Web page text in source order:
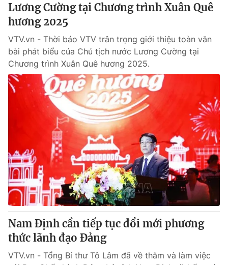
Lương Cường tại Chương trình Xuân Quê
hương 2025
VTV.vn - Thời báo VTV trân trọng giới thiệu toàn văn
bài phát biểu của Chủ tịch nước Lương Cường tại
Chương trình Xuân Quê hương 2025.
Nam Định cần tiếp tục đổi mới phương
thức lãnh đạo Đảng
VTV.vn - Tổng Bí thư Tô Lâm đã về thăm và làm việc